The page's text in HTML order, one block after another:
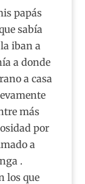
papás
sabía
iban a
a donde
a casa
más
por
a
.
los que